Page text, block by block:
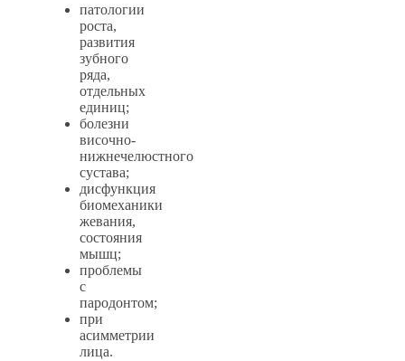
патологии
роста,
развития
зубного
ряда,
отдельных
единиц;
болезни
височно-
нижнечелюстного
сустава;
дисфункция
биомеханики
жевания,
состояния
мышц;
проблемы
с
пародонтом;
при
асимметрии
лица.